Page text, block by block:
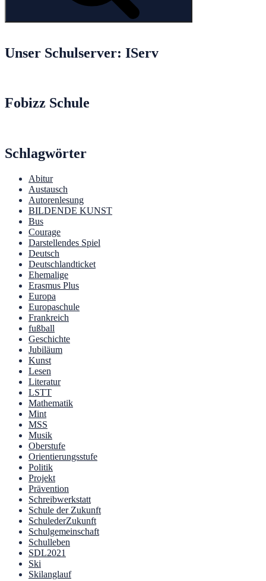
Unser Schulserver: IServ
Fobizz Schule
Schlagwörter
Abitur
Austausch
Autorenlesung
BILDENDE KUNST
Bus
Courage
Darstellendes Spiel
Deutsch
Deutschlandticket
Ehemalige
Erasmus Plus
Europa
Europaschule
Frankreich
fußball
Geschichte
Jubiläum
Kunst
Lesen
Literatur
LSTT
Mathematik
Mint
MSS
Musik
Oberstufe
Orientierungsstufe
Politik
Projekt
Prävention
Schreibwerkstatt
Schule der Zukunft
SchulederZukunft
Schulgemeinschaft
Schulleben
SDL2021
Ski
Skilanglauf